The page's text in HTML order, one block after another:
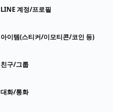
LINE 계정/프로필
아이템(스티커/이모티콘/코인 등)
친구/그룹
대화/통화